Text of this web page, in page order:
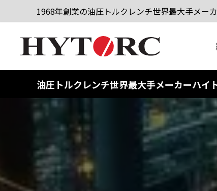
1968年創業の油圧トルクレンチ世界最大手メー
油圧トルクレンチ世界最大手メーカーハイ